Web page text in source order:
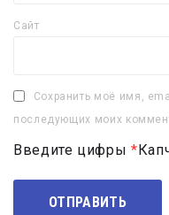
Сайт
Сохранить моё имя,
последующих моих
Введите цифры *